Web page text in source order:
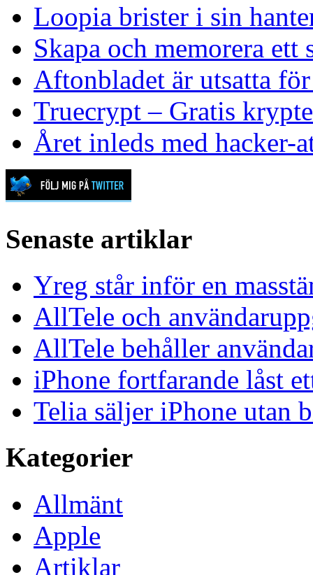
Loopia brister i sin
Skapa och memorera ett
Aftonbladet är utsatta
Truecrypt – Gratis
Året inleds med hacker-
Senaste artiklar
Yreg står inför en
AllTele och
AllTele behåller
iPhone fortfarande låst
Telia säljer iPhone utan
Kategorier
Allmänt
Apple
Artiklar